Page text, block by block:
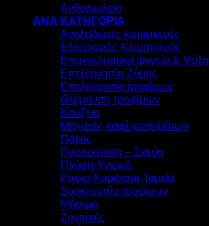
Ανθοπωλείο
ΑΝΑ ΚΑΤΗΓΟΡΙΑ
Ανοξείδωτες κατασκευές
Εξαερισμός-Κλιματισμός
Επαγγελματικά ψυγεία & Ψύξη
Επεξεργασία Ζύμης
Επεξεργασία τροφίμων
Θέρμανση τροφίμων
Κουζίνα
Μηχανές καφέ-ροφημάτων
Πάγος
Παρουσίαση – Σκεύη
Πλύση-Υγιεινή
Ράφια-Καρότσια-Ταμεία
Συσκευασία τροφίμων
Ψήσιμο
Ζυγαριές